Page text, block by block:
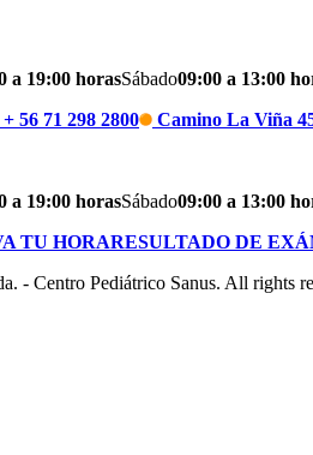
a 19:00 horasSábado09:00 a 13:00
56 71 298 2800 Camino La Viña
a 19:00 horasSábado09:00 a 13:00
TU HORARESULTADO DE
- Centro Pediátrico Sanus. All rights